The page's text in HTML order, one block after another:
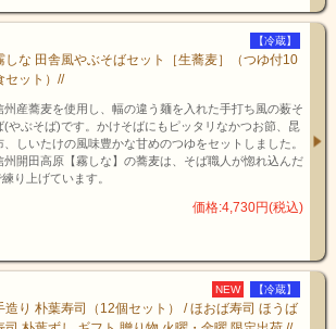
て、高山
地帯の唐
松等の針
葉樹に発
なびらた
けは、別
名「フラ
呼ばれ、
花びら、
珊瑚礁に
例えられ
ます。
【冷蔵】
しな 田舎風やぶそばセット［生蕎麦］（つゆ付10
セット）//
州産蕎麦を使用し、幅の違う麺を入れた手打ち風の薮そ
(やぶそば)です。かけそばにもピッタリなかつお節、昆
、しいたけの風味豊かな甘めのつゆをセットしました。
州開田高原【霧しな】の蕎麦は、そば職人が惚れ込んだ
り上げています。
価格:4,730円(税込)
NEW 【冷蔵】
造り 朴葉寿司（12個セット） / ほおば寿司 ほうば